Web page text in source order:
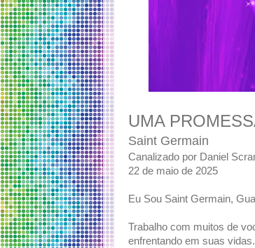
UMA
Saint Germain
Canalizado por Daniel
22 de maio de 2025
Eu Sou Saint Germain,
Trabalho com muitos de
enfrentando em suas